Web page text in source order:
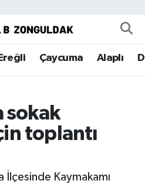
Ereğli Çaycuma Alaplı
sokak
toplantı
İlçesinde Kaymakamı
Eczaneler
Haritası